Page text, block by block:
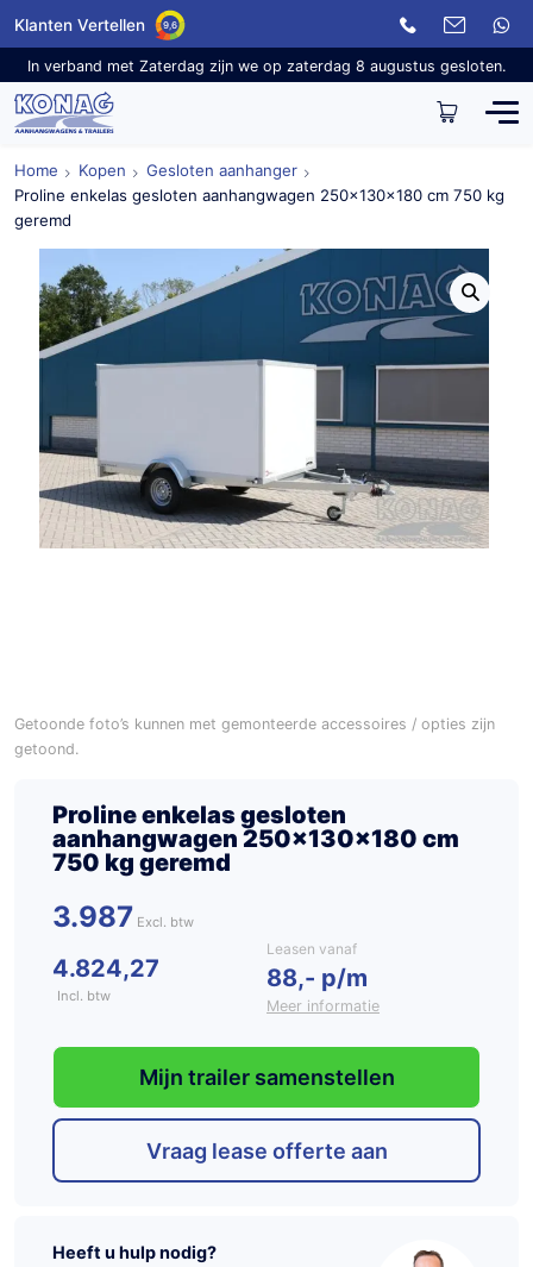
Klanten Vertellen 9,6
In verband met Zaterdag zijn we op zaterdag 8 augustus gesloten.
Home Kopen
Gesloten aanhanger
Proline enkelas gesloten aanhangwagen 250x130x180 cm 750 kg
geremd
Getoonde foto’s kunnen met gemonteerde accessoires / opties zijn
getoond.
Proline enkelas gesloten
aanhangwagen 250x130x180 cm
750 kg geremd
3.987
4.824,27
Incl. btw
Leasen vanaf
88,- p/m
Meer informatie
Mijn trailer samenstellen
Vraag lease offerte aan
Heeft u hulp nodig?